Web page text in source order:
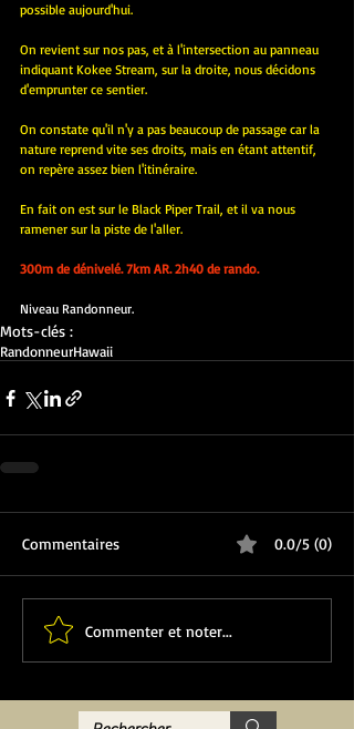
possible aujourd'hui.
On revient sur nos pas, et à l'intersection au panneau
indiquant Kokee Stream, sur la droite, nous décidons
d'emprunter ce sentier.
On constate qu'il n'y a pas beaucoup de passage car la
nature reprend vite ses droits, mais en étant attentif,
on repère assez bien l'itinéraire.
En fait on est sur le Black Piper Trail, et il va nous
ramener sur la piste de l'aller.
300m de dénivelé. 7km AR. 2h40 de rando.
Niveau Randonneur.
Mots-clés :
RandonneurHawaii
Commentaires 0.0/5 (0)
Commenter et noter...